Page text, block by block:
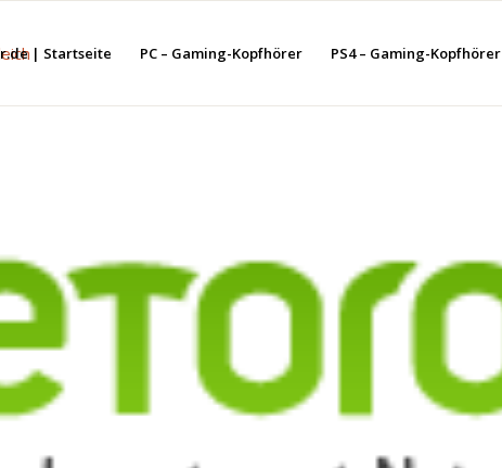
| Startseite PC – Gaming-Kopfhörer PS4 – Gaming-Kopfhörer